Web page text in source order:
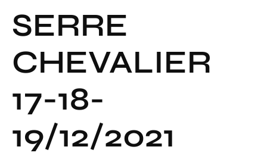
SERRE
CHEVALIER
17-18-
19/12/2021